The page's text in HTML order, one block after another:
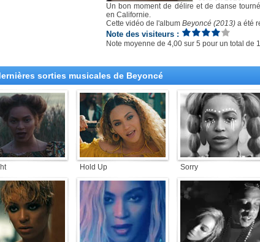
Un bon moment de délire et de danse tourné
en Californie.
Cette vidéo de l'album Beyoncé (2013) a été
Note des visiteurs :
Note moyenne de 4,00 sur 5 pour un total de
sorties musicales de Beyoncé
Hold Up Sorry